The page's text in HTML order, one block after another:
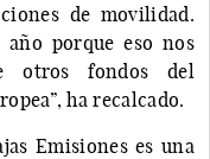
de movilidad.
año porque eso nos
otros fondos del
ha recalcado.
Emisiones es una